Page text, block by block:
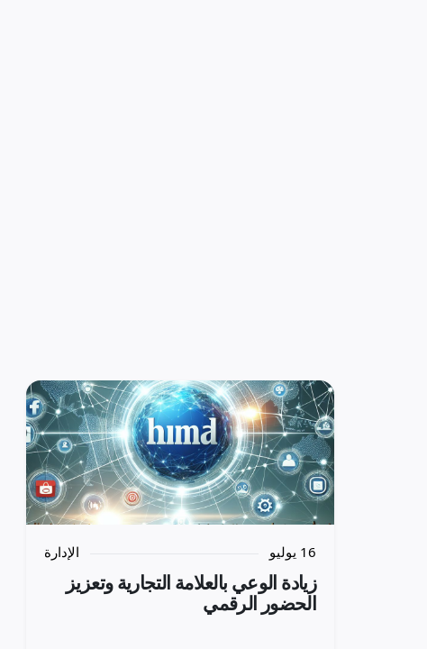
16 يوليو الإدارة
زيادة الوعي بالعلامة التجارية وتعزيز
الحضور الرقمي